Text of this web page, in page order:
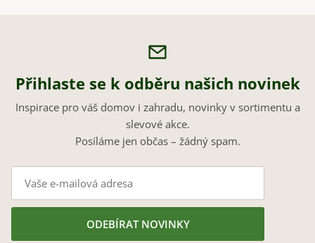
Přihlaste se k odběru našich novinek
Inspirace pro váš domov i zahradu, novinky v sortimentu a
slevové akce.
Posíláme jen občas – žádný spam.
ODEBÍRAT NOVINKY